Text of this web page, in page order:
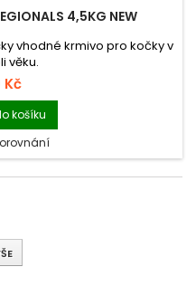
4,5KG NEW
vhodné krmivo pro kočky v
věku.
Kč
košíku